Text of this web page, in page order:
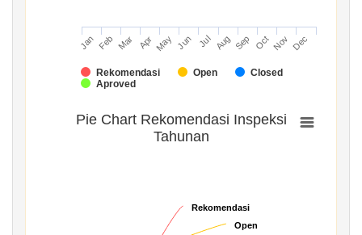
Rekomendasi Open
Closed
Aproved
Jan Feb Mar Apr May Jun Jul Aug Sep Oct Nov Dec
Pie Chart Rekomendasi Inspeksi
Tahunan
Rekomendasi
Rekomendasi
Open
Open